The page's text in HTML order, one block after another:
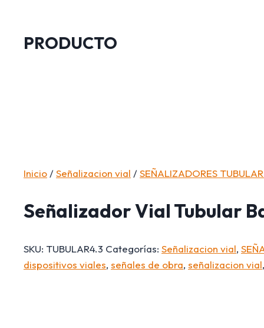
PRODUCTO
Inicio /Señalizacion vial /SEÑALIZADORES
Señalizador Vial Tubular
SKU: TUBULAR4.3 Categorías: Señalizacion vial,
dispositivos viales, señales de obra, señalizacion vial